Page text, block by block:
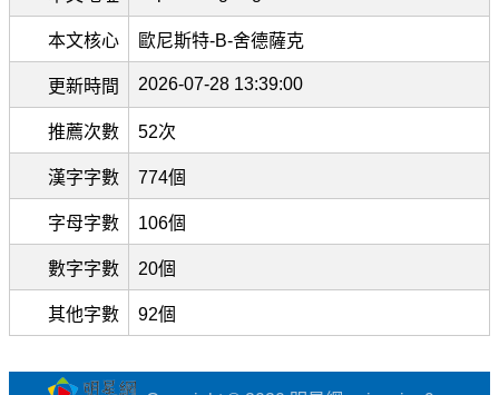
本文核心 歐尼斯特-B-舍德薩克
更新時間 2026-07-28 13:39:00
推薦次數 52次
漢字字數 774個
字母字數 106個
數字字數 20個
其他字數 92個